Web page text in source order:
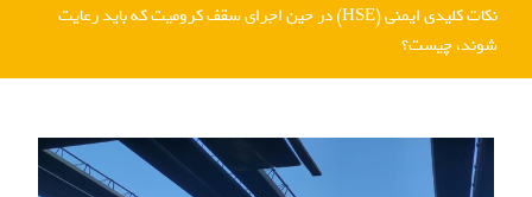
نکات کلیدی ایمنی (HSE) در حین اجرای سقف کرومیت که باید رعایت
شوند، چیست؟